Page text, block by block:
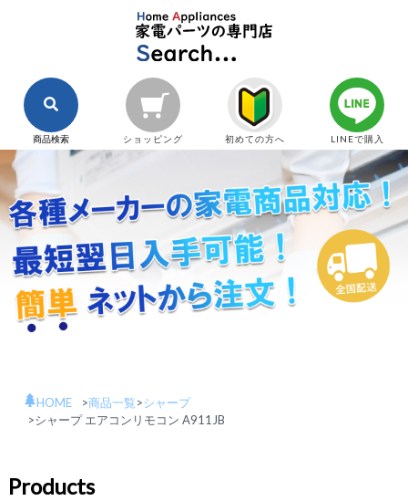
商品検索 ショッピング 初めての方へ LINEで購入
HOME >商品一覧>シャープ
>シャープ エアコンリモコン A911JB
Products